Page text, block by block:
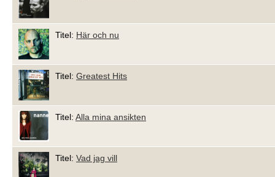
Titel: Här och nu
Titel: Greatest Hits
Titel: Alla mina ansikten
Titel: Vad jag vill